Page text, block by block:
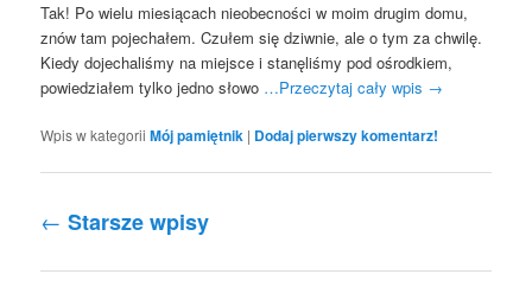
Tak! Po wielu miesiącach nieobecności w moim drugim domu,
znów tam pojechałem. Czułem się dziwnie, ale o tym za chwilę.
Kiedy dojechaliśmy na miejsce i stanęliśmy pod ośrodkiem,
powiedziałem tylko jedno słowo …Przeczytaj cały wpis →
Wpis w kategoriiMój pamiętnik | Dodaj pierwszy komentarz!
Nawigacja po wpisach
← Starsze wpisy